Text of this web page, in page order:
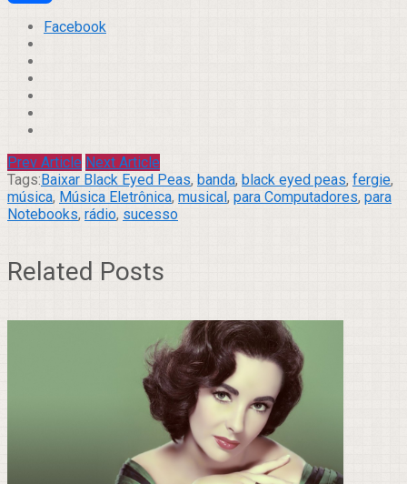
Compartilhar
Facebook
Prev Article Next Article
Tags:Baixar Black Eyed Peas, banda, black eyed peas, fergie,
música, Música Eletrônica, musical, para Computadores, para
Notebooks, rádio, sucesso
Related Posts